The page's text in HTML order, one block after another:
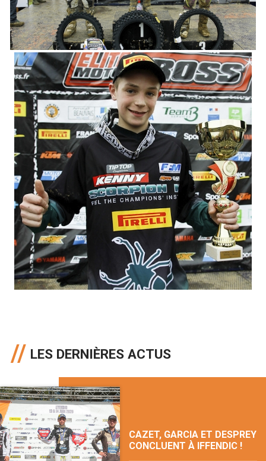
LES DERNIÈRES ACTUS
CAZET, GARCIA ET DESPREY
CONCLUENT À IFFENDIC !